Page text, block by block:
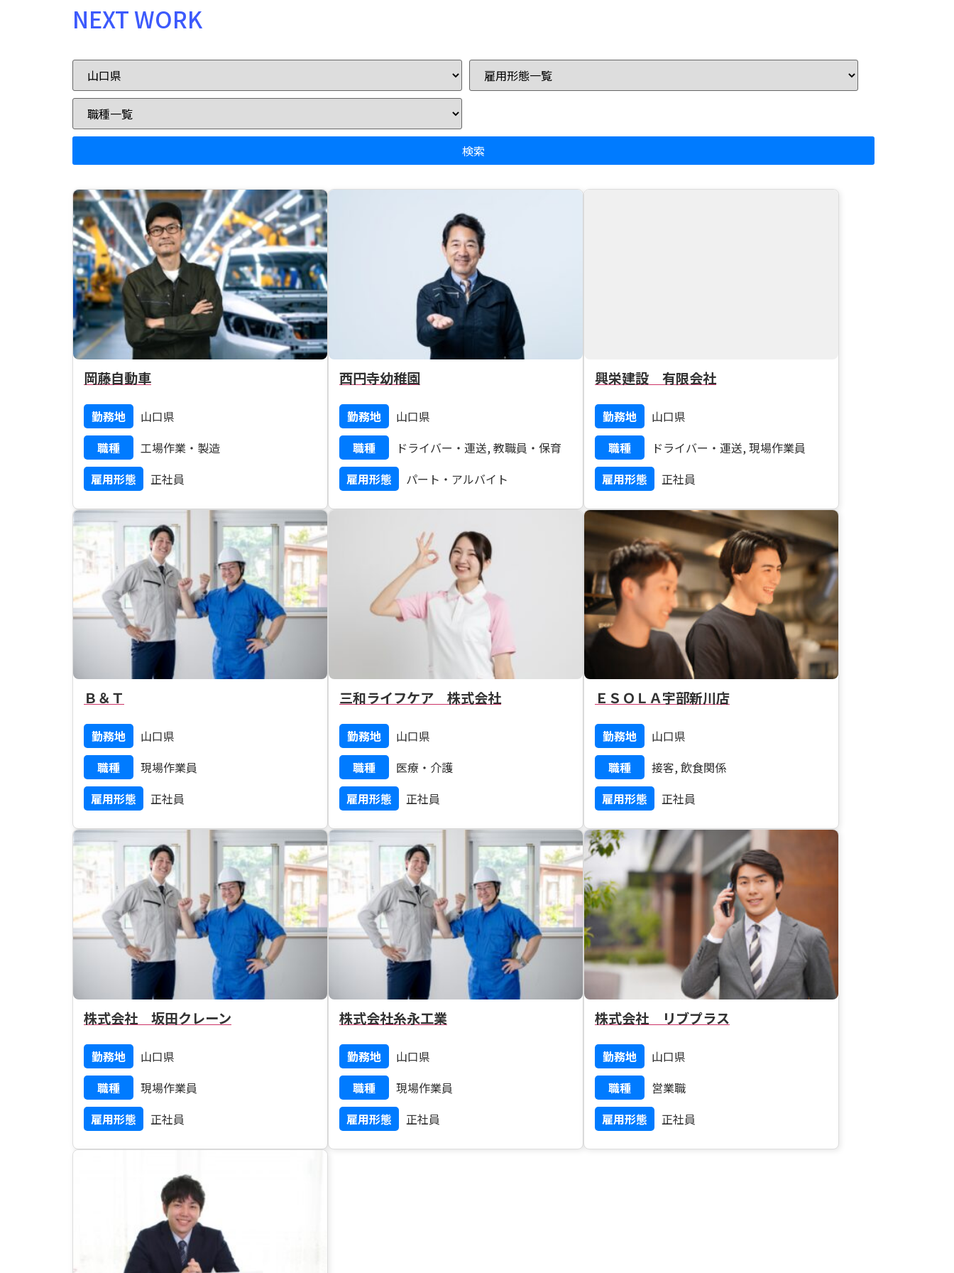
NEXT WORK
岡藤自動車
勤務地
山口県
職種
工場作業・製造
雇用形態
正社員
西円寺幼稚園
勤務地
山口県
職種
ドライバー・運送, 教職員・保育
雇用形態
パート・アルバイト
興栄建設 有限会社
勤務地
山口県
職種
ドライバー・運送, 現場作業員
雇用形態
正社員
Ｂ＆Ｔ
勤務地
山口県
職種
現場作業員
雇用形態
正社員
三和ライフケア 株式会社
勤務地
山口県
職種
医療・介護
雇用形態
正社員
ＥＳＯＬＡ宇部新川店
勤務地
山口県
職種
接客, 飲食関係
雇用形態
正社員
株式会社 坂田クレーン
勤務地
山口県
職種
現場作業員
雇用形態
正社員
株式会社糸永工業
勤務地
山口県
職種
現場作業員
雇用形態
正社員
株式会社 リブプラス
勤務地
山口県
職種
営業職
雇用形態
正社員